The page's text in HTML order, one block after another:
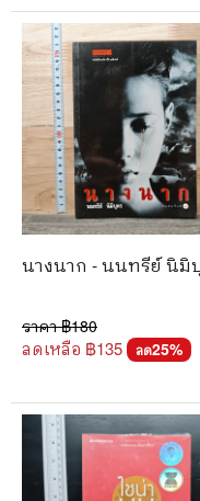
นางนาก - นนทรีย์ นิมิ
ราคา ฿180
ลดเหลือ ฿135 ลด25%